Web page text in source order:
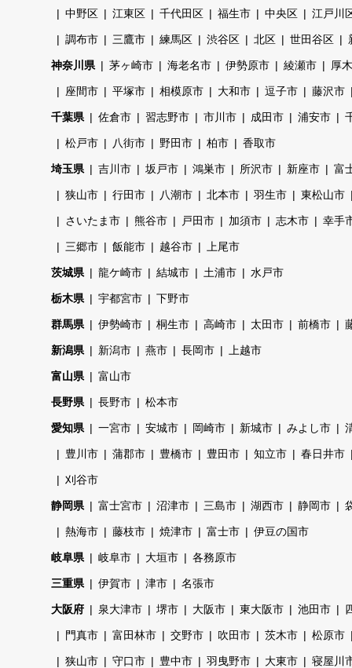
中野区 江東区 千代田区 福生市 中央区 江戸川
調布市 三鷹市 練馬区 渋谷区 北区 世田谷区
神奈川県 茅ヶ崎市 海老名市 伊勢原市 綾瀬市 厚
座間市 平塚市 相模原市 大和市 逗子市 藤沢市
千葉県 佐倉市 習志野市 市川市 成田市 浦安市
松戸市 八街市 野田市 柏市 香取市
埼玉県 吉川市 坂戸市 鴻巣市 所沢市 新座市 富
狭山市 行田市 八潮市 北本市 羽生市 東松山市
さいたま市 熊谷市 戸田市 加須市 志木市 幸手
三郷市 飯能市 越谷市 上尾市
茨城県 龍ケ崎市 結城市 土浦市 水戸市
栃木県 宇都宮市 下野市
群馬県 伊勢崎市 桐生市 高崎市 太田市 前橋市
新潟県 新潟市 燕市 長岡市 上越市
富山県 富山市
長野県 長野市 松本市
愛知県 一宮市 安城市 岡崎市 新城市 みよし市
豊川市 蒲郡市 豊橋市 豊田市 知立市 春日井市
刈谷市
静岡県 富士宮市 沼津市 三島市 湖西市 静岡市
熱海市 藤枝市 焼津市 富士市 伊豆の国市
岐阜県 岐阜市 大垣市 各務原市
三重県 伊賀市 津市 名張市
大阪府 泉大津市 堺市 大阪市 東大阪市 池田市
門真市 富田林市 交野市 吹田市 茨木市 松原市
狭山市 守口市 豊中市 羽曳野市 大東市 寝屋川